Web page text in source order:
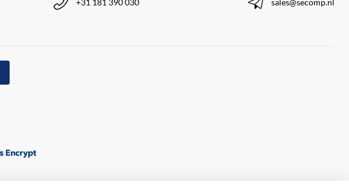
+31 181 390 030 sales@secomp.nl